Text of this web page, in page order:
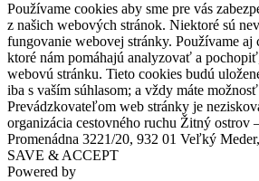
Používame cookies aby sme pre vás
z našich webových stránok. Niektoré sú
fungovanie webovej stránky. Používame aj
ktoré nám pomáhajú analyzovať a
webovú stránku. Tieto cookies budú
iba s vaším súhlasom; a vždy máte
Prevádzkovateľom web stránky je
organizácia cestovného ruchu Žitný ostrov
Promenádna 3221/20, 932 01 Veľký
SAVE & ACCEPT
Powered by